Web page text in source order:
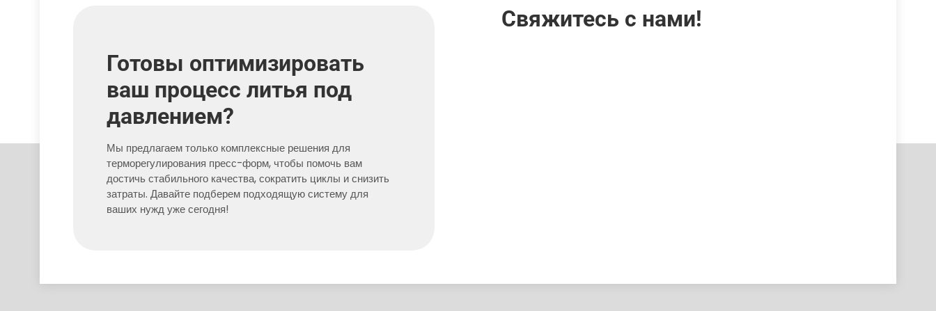
Готовы оптимизировать
ваш процесс литья под
давлением?
Мы предлагаем только комплексные решения для
терморегулирования пресс-форм, чтобы помочь вам
достичь стабильного качества, сократить циклы и снизить
затраты. Давайте подберем подходящую систему для
ваших нужд уже сегодня!
Свяжитесь с нами!